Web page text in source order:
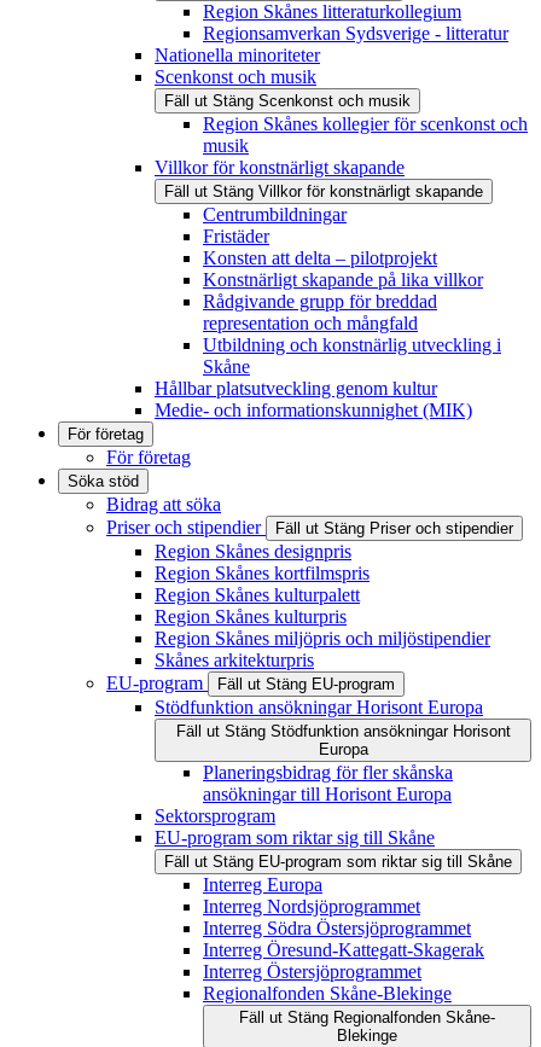
Region Skånes litteraturkollegium
Regionsamverkan Sydsverige - litteratur
Nationella minoriteter
Scenkonst och musik
Fäll ut Stäng Scenkonst och musik
Region Skånes kollegier för scenkonst och
musik
Villkor för konstnärligt skapande
Fäll ut Stäng Villkor för konstnärligt skapande
Centrumbildningar
Fristäder
Konsten att delta – pilotprojekt
Konstnärligt skapande på lika villkor
Rådgivande grupp för breddad
representation och mångfald
Utbildning och konstnärlig utveckling i
Skåne
Hållbar platsutveckling genom kultur
Medie- och informationskunnighet (MIK)
För företag
För företag
Söka stöd
Bidrag att söka
Priser och stipendier
Fäll ut Stäng Priser och stipendier
Region Skånes designpris
Region Skånes kortfilmspris
Region Skånes kulturpalett
Region Skånes kulturpris
Region Skånes miljöpris och miljöstipendier
Skånes arkitekturpris
EU-program
Fäll ut Stäng EU-program
Stödfunktion ansökningar Horisont Europa
Fäll ut Stäng Stödfunktion ansökningar Horisont
Europa
Planeringsbidrag för fler skånska
ansökningar till Horisont Europa
Sektorsprogram
EU-program som riktar sig till Skåne
Fäll ut Stäng EU-program som riktar sig till Skåne
Interreg Europa
Interreg Nordsjöprogrammet
Interreg Södra Östersjöprogrammet
Interreg Öresund-Kattegatt-Skagerak
Interreg Östersjöprogrammet
Regionalfonden Skåne-Blekinge
Fäll ut Stäng Regionalfonden Skåne-
Blekinge